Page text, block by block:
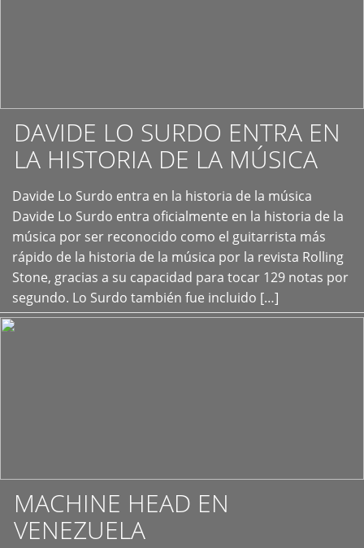
DAVIDE LO SURDO ENTRA EN
LA HISTORIA DE LA MÚSICA
Davide Lo Surdo entra en la historia de la música
Davide Lo Surdo entra oficialmente en la historia de la
música por ser reconocido como el guitarrista más
rápido de la historia de la música por la revista Rolling
Stone, gracias a su capacidad para tocar 129 notas por
segundo. Lo Surdo también fue incluido […]
+
MACHINE HEAD EN
VENEZUELA